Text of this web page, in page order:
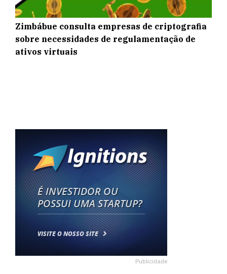
Zimbábue consulta empresas de criptografia
sobre necessidades de regulamentação de
ativos virtuais
Publicidade